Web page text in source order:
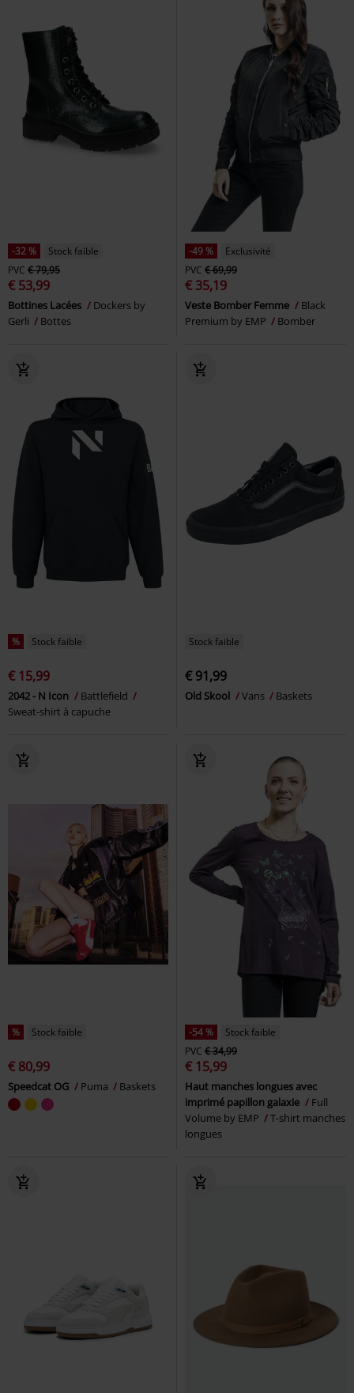
-32 %
Stock faible
PVC € 79,95
€ 53,99
Bottines Lacées
Dockers by
Gerli
Bottes
-49 %
Exclusivité
PVC € 69,99
€ 35,19
Veste Bomber Femme
Black
Premium by EMP
Bomber
% Stock faible
€ 15,99
2042 - N Icon
Battlefield
Sweat-shirt à capuche
Stock faible
€ 91,99
Old Skool Vans Baskets
% Stock faible
€ 80,99
Speedcat OG Puma Baskets
-54 %
Stock faible
PVC € 34,99
€ 15,99
Haut manches longues avec
imprimé papillon galaxie
Full
Volume by EMP
T-shirt manches
longues